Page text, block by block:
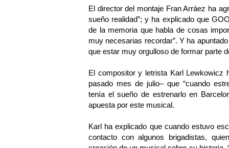
El director del montaje Fran Arráez ha
sueño realidad”; y ha explicado que
de la memoria que habla de cosas
muy necesarias recordar”. Y ha
que estar muy orgulloso de formar parte
El compositor y letrista Karl Lewkowicz
pasado mes de julio– que “cuando
tenía el sueño de estrenarlo en
apuesta por este musical.
Karl ha explicado que cuando estuvo
contacto con algunos brigadistas,